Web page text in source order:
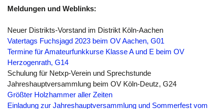
Meldungen und Weblinks:
Neuer Distrikts-Vorstand im Distrikt Köln-Aachen
Vatertags Fuchsjagd 2023 beim OV Aachen, G01
Termine für Amateurfunkkurse Klasse A und E beim OV
Herzogenrath, G14
Schulung für Netxp-Verein und Sprechstunde
Jahreshauptversammlung beim OV Köln-Deutz, G24
Größter Holzhammer aller Zeiten
Einladung zur Jahreshauptversammlung und Sommerfest vom